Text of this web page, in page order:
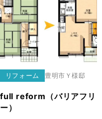
リフォーム 豊明市 Ｙ様邸
full reform（バリアフリ
ー）